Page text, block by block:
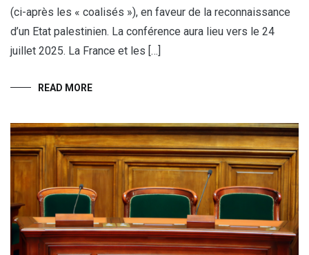
(ci-après les « coalisés »), en faveur de la reconnaissance
d’un Etat palestinien. La conférence aura lieu vers le 24
juillet 2025. La France et les […]
READ MORE